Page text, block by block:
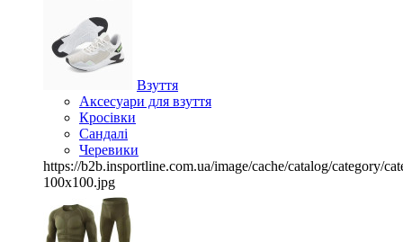
Взуття
Аксесуари для взуття
Кросівки
Сандалі
Черевики
https://b2b.insportline.com.ua/image/cache/catalog/category/
100x100.jpg